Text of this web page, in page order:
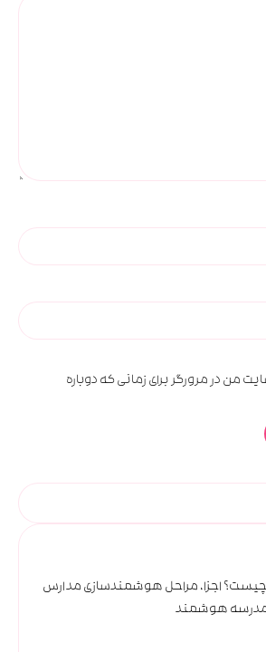
من در مرورگر برای زمانی که دوباره
اجزا، مراحل هوشمندسازی مدارس
مدرسه هوشمند